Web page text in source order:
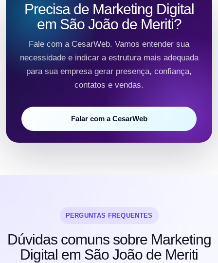
Precisa de Marketing Digital
em São João de Meriti?
Fale com a CesarWeb. Vamos entender sua
necessidade e indicar a estrutura mais adequada
para sua empresa gerar presença, confiança,
contatos e vendas.
Falar com a CesarWeb
PERGUNTAS FREQUENTES
Dúvidas comuns sobre Marketing
Digital em São João de Meriti